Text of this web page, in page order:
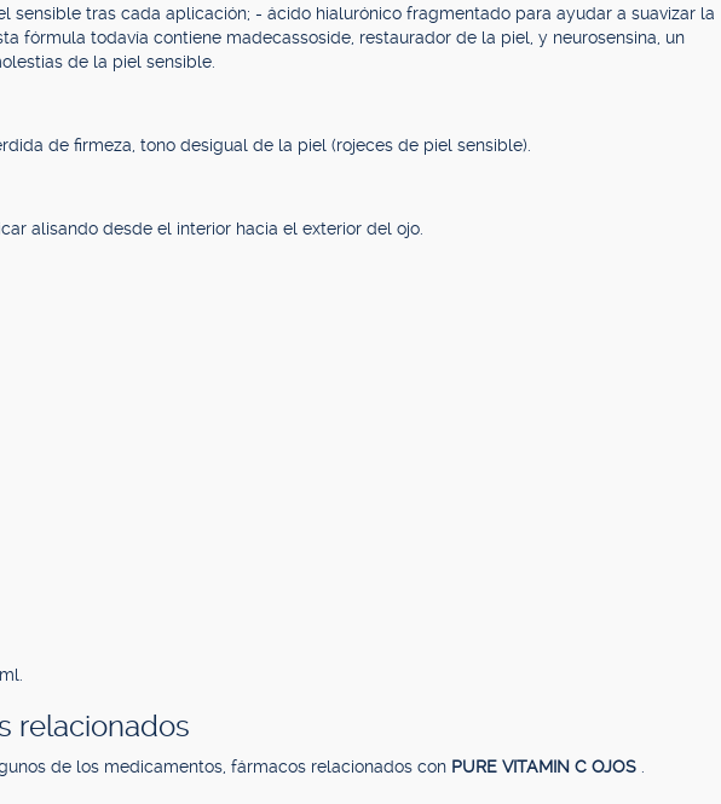
sensible tras cada aplicación; - ácido hialurónico fragmentado para ayudar a suavizar la
fórmula todavía contiene madecassoside, restaurador de la piel, y neurosensina, un
de la piel sensible.
de firmeza, tono desigual de la piel (rojeces de piel sensible).
alisando desde el interior hacia el exterior del ojo.
relacionados
de los medicamentos, fármacos relacionados con PURE VITAMIN C OJOS